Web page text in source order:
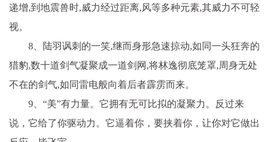
递增,到地震兽时,威力经过距离,风等多种元素,其威力不可轻
视。
8、陆羽讽刺的一笑,继而身形急速掠动,如同一头狂奔的
猎豹,数十道剑气凝聚成一道剑网,将林逸彻底笼罩,周身无处
不在的剑气,如同雷电般向着后者霹雳而来。
9、“美”有力量。它拥有无可比拟的凝聚力。反过来
说，它给了你驱动力。它逼着你，要挟着你，让你对它做出